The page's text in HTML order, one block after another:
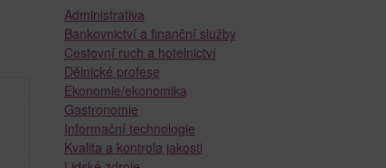
Administrativa
Bankovnictví a finanční služby
Cestovní ruch a hotelnictví
Dělnické profese
Ekonomie/ekonomika
Gastronomie
Informační technologie
Kvalita a kontrola jakosti